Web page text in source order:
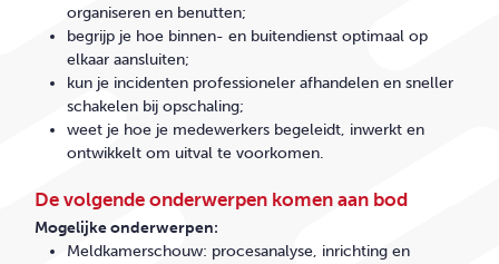
organiseren en benutten;
begrijp je hoe binnen- en buitendienst optimaal op
elkaar aansluiten;
kun je incidenten professioneler afhandelen en sneller
schakelen bij opschaling;
weet je hoe je medewerkers begeleidt, inwerkt en
ontwikkelt om uitval te voorkomen.
De volgende onderwerpen komen aan bod
Mogelijke onderwerpen:
Meldkamerschouw: procesanalyse, inrichting en